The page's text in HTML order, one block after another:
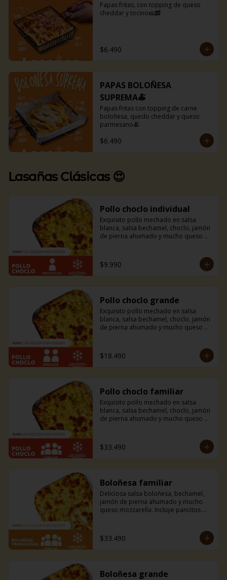
Papas fritas, con topping de queso
cheddar y tocino🧀🥓
$6.490
PAPAS BOLOÑESA
SUPREMA🍝
Papas fritas con topping de carne
boloñesa, quedo cheddar y queso
parmesano🍝
$6.490
Lasañas Clásicas 😍
Pollo choclo individual
Exquisito pollo mechado en salsa
blanca, salsa bechamel, choclo, jamón
de pierna ahumado y mucho queso
la casa.
$9.990
Pollo choclo grande
Exquisito pollo mechado en salsa
blanca, salsa bechamel, choclo, jamón
de pierna ahumado y mucho queso
la casa.
$18.490
Pollo choclo familiar
Exquisito pollo mechado en salsa
blanca, salsa bechamel, choclo, jamón
de pierna ahumado y mucho queso
la casa.
$33.490
Boloñesa familiar
Deliciosa salsa boloñesa, bechamel,
jamón de pierna ahumado y mucho
queso mozzarella. Incluye pancitos
$33.490
Boloñesa grande